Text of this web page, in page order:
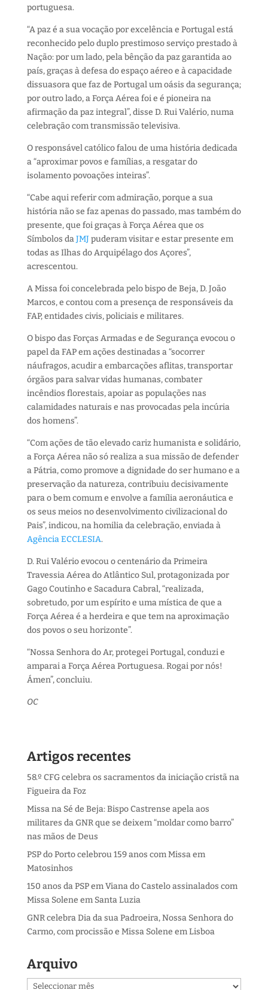
portuguesa.
“A paz é a sua vocação por excelência e Portugal está
reconhecido pelo duplo prestimoso serviço prestado à
Nação: por um lado, pela bênção da paz garantida ao
país, graças à defesa do espaço aéreo e à capacidade
dissuasora que faz de Portugal um oásis da segurança;
por outro lado, a Força Aérea foi e é pioneira na
afirmação da paz integral”, disse D. Rui Valério, numa
celebração com transmissão televisiva.
O responsável católico falou de uma história dedicada
a “aproximar povos e famílias, a resgatar do
isolamento povoações inteiras”.
“Cabe aqui referir com admiração, porque a sua
história não se faz apenas do passado, mas também do
presente, que foi graças à Força Aérea que os
Símbolos daJMJpuderam visitar e estar presente em
todas as Ilhas do Arquipélago dos Açores”,
acrescentou.
A Missa foi concelebrada pelo bispo de Beja, D. João
Marcos, e contou com a presença de responsáveis da
FAP, entidades civis, policiais e militares.
O bispo das Forças Armadas e de Segurança evocou o
papel da FAP em ações destinadas a “socorrer
náufragos, acudir a embarcações aflitas, transportar
órgãos para salvar vidas humanas, combater
incêndios florestais, apoiar as populações nas
calamidades naturais e nas provocadas pela incúria
dos homens”.
“Com ações de tão elevado cariz humanista e solidário,
a Força Aérea não só realiza a sua missão de defender
a Pátria, como promove a dignidade do ser humano e a
preservação da natureza, contribuiu decisivamente
para o bem comum e envolve a família aeronáutica e
os seus meios no desenvolvimento civilizacional do
Pais”, indicou, na homilia da celebração, enviada à
Agência ECCLESIA.
D. Rui Valério evocou o centenário da Primeira
Travessia Aérea do Atlântico Sul, protagonizada por
Gago Coutinho e Sacadura Cabral, “realizada,
sobretudo, por um espírito e uma mística de que a
Força Aérea é a herdeira e que tem na aproximação
dos povos o seu horizonte”.
“Nossa Senhora do Ar, protegei Portugal, conduzi e
amparai a Força Aérea Portuguesa. Rogai por nós!
Ámen”, concluiu.
OC
Artigos recentes
58.º CFG celebra os sacramentos da iniciação cristã na
Figueira da Foz
Missa na Sé de Beja: Bispo Castrense apela aos
militares da GNR que se deixem “moldar como barro”
nas mãos de Deus
PSP do Porto celebrou 159 anos com Missa em
Matosinhos
150 anos da PSP em Viana do Castelo assinalados com
Missa Solene em Santa Luzia
GNR celebra Dia da sua Padroeira, Nossa Senhora do
Carmo, com procissão e Missa Solene em Lisboa
Arquivo
Arquivo